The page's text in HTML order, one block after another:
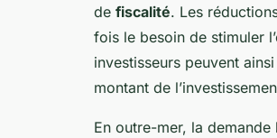
de fiscalité. Les
fois le besoin de stimuler
investisseurs peuvent
montant de
En outre-mer, la